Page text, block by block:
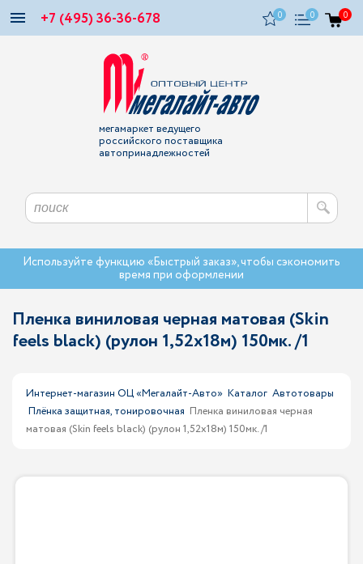
+7 (495) 36-36-678 0 0 0
мегамаркет ведущего
российского поставщика
автопринадлежностей
Используйте функцию «Быстрый заказ», чтобы сэкономить
время при оформлении
Пленка виниловая черная матовая (Skin
feels black) (рулон 1,52х18м) 150мк. /1
Интернет-магазин ОЦ «Мегалайт-Авто» Каталог Автотовары
Плёнка защитная, тонировочная Пленка виниловая черная
матовая (Skin feels black) (рулон 1,52х18м) 150мк. /1